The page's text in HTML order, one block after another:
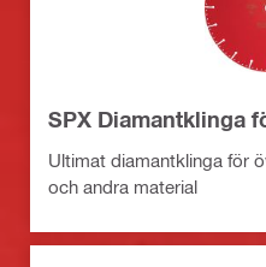
SPX Diamantklinga
Ultimat diamantklinga för
och andra material